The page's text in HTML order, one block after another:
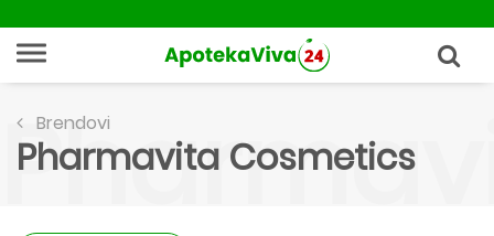
Brendovi
Pharmavita Cosmetics